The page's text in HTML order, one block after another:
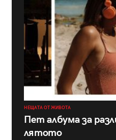
НЕЩАТА ОТ ЖИВОТА
Пет албума за
лятото